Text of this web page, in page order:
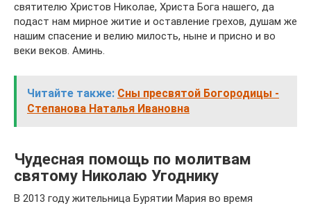
святителю Христов Николае, Христа Бога нашего, да
подаст нам мирное житие и оставление грехов, душам же
нашим спасение и велию милость, ныне и присно и во
веки веков. Аминь.
Читайте также: Сны пресвятой Богородицы -
Степанова Наталья Ивановна
Чудесная помощь по молитвам
святому Николаю Угоднику
В 2013 году жительница Бурятии Мария во время